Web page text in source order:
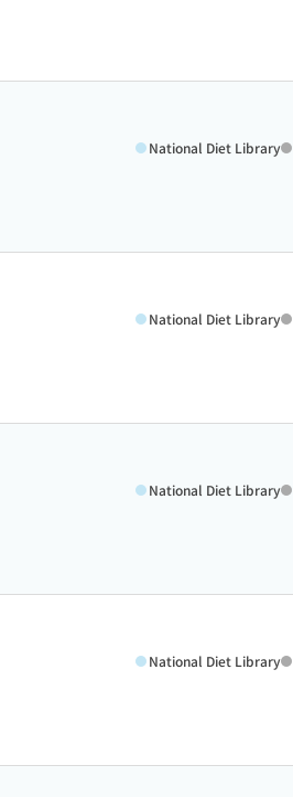
National Diet Library
National Diet Library
National Diet Library
National Diet Library